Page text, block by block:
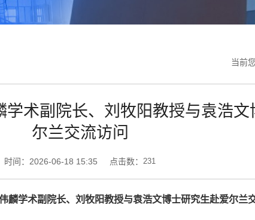
当前
术副院长、刘牧阳教授与袁浩文
尔兰交流访问
时间：2026-06-18 15:35 点击数： 231
麟学术副院长、 刘牧阳教授与袁浩文博士研究生赴爱尔兰